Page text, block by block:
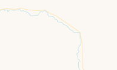
files are